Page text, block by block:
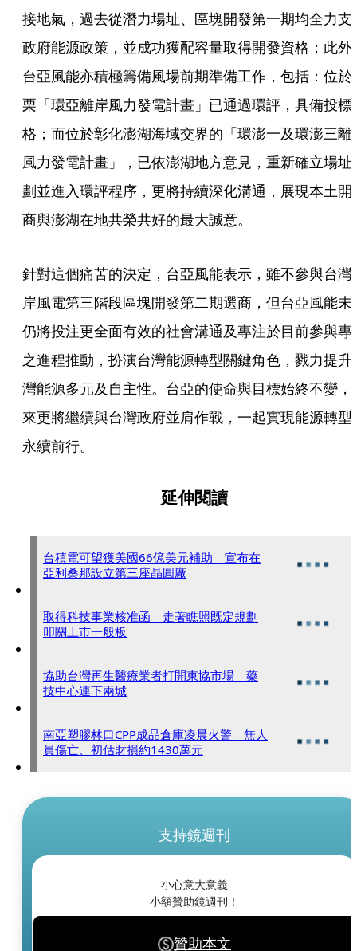
接地氣，過去從潛力場址、區塊開發第一期均全力支
政府能源政策，並成功獲配容量取得開發資格；此外
台亞風能亦積極籌備風場前期準備工作，包括：位於
栗「環亞離岸風力發電計畫」已通過環評，具備投標
格；而位於彰化澎湖海域交界的「環澎一及環澎三離
風力發電計畫」，已依澎湖地方意見，重新確立場址
劃並進入環評程序，更將持續深化溝通，展現本土開
商與澎湖在地共榮共好的最大誠意。
針對這個痛苦的決定，台亞風能表示，雖不參與台灣
岸風電第三階段區塊開發第二期選商，但台亞風能未
仍將投注更全面有效的社會溝通及專注於目前參與專
之進程推動，扮演台灣能源轉型關鍵角色，戮力提升
灣能源多元及自主性。台亞的使命與目標始終不變，
來更將繼續與台灣政府並肩作戰，一起實現能源轉型
永續前行。
延伸閱讀
台積電可望獲美國66億美元補助 宣布在
亞利桑那設立第三座晶圓廠
取得科技事業核准函 走著瞧照既定規劃
叩關上市一般板
協助台灣再生醫療業者打開東協市場 藥
技中心連下兩城
南亞塑膠林口CPP成品倉庫凌晨火警 無人
員傷亡、初估財損約1430萬元
支持鏡週刊
小心意大意義
小額贊助鏡週刊！
贊助本文